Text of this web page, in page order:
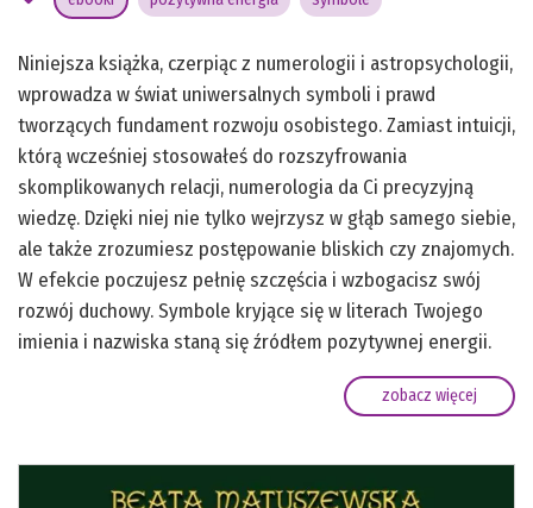
Niniejsza książka, czerpiąc z numerologii i astropsychologii,
wprowadza w świat uniwersalnych symboli i prawd
tworzących fundament rozwoju osobistego. Zamiast intuicji,
którą wcześniej stosowałeś do rozszyfrowania
skomplikowanych relacji, numerologia da Ci precyzyjną
wiedzę. Dzięki niej nie tylko wejrzysz w głąb samego siebie,
ale także zrozumiesz postępowanie bliskich czy znajomych.
W efekcie poczujesz pełnię szczęścia i wzbogacisz swój
rozwój duchowy. Symbole kryjące się w literach Twojego
imienia i nazwiska staną się źródłem pozytywnej energii.
zobacz więcej